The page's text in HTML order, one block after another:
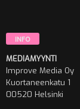
INFO
MEDIAMYYNTI
Improve Media Oy
Kuortaneenkatu 1
00520 Helsinki